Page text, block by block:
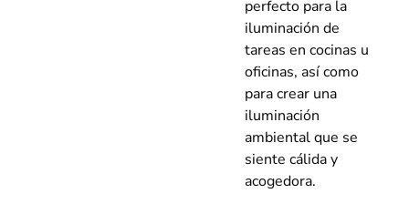
perfecto para la
iluminación de
tareas en cocinas u
oficinas, así como
para crear una
iluminación
ambiental que se
siente cálida y
acogedora.